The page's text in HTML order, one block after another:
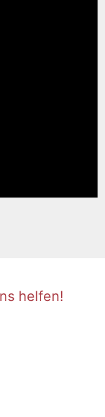
helfen!